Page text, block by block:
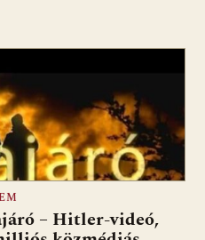
– Hitler-videó,